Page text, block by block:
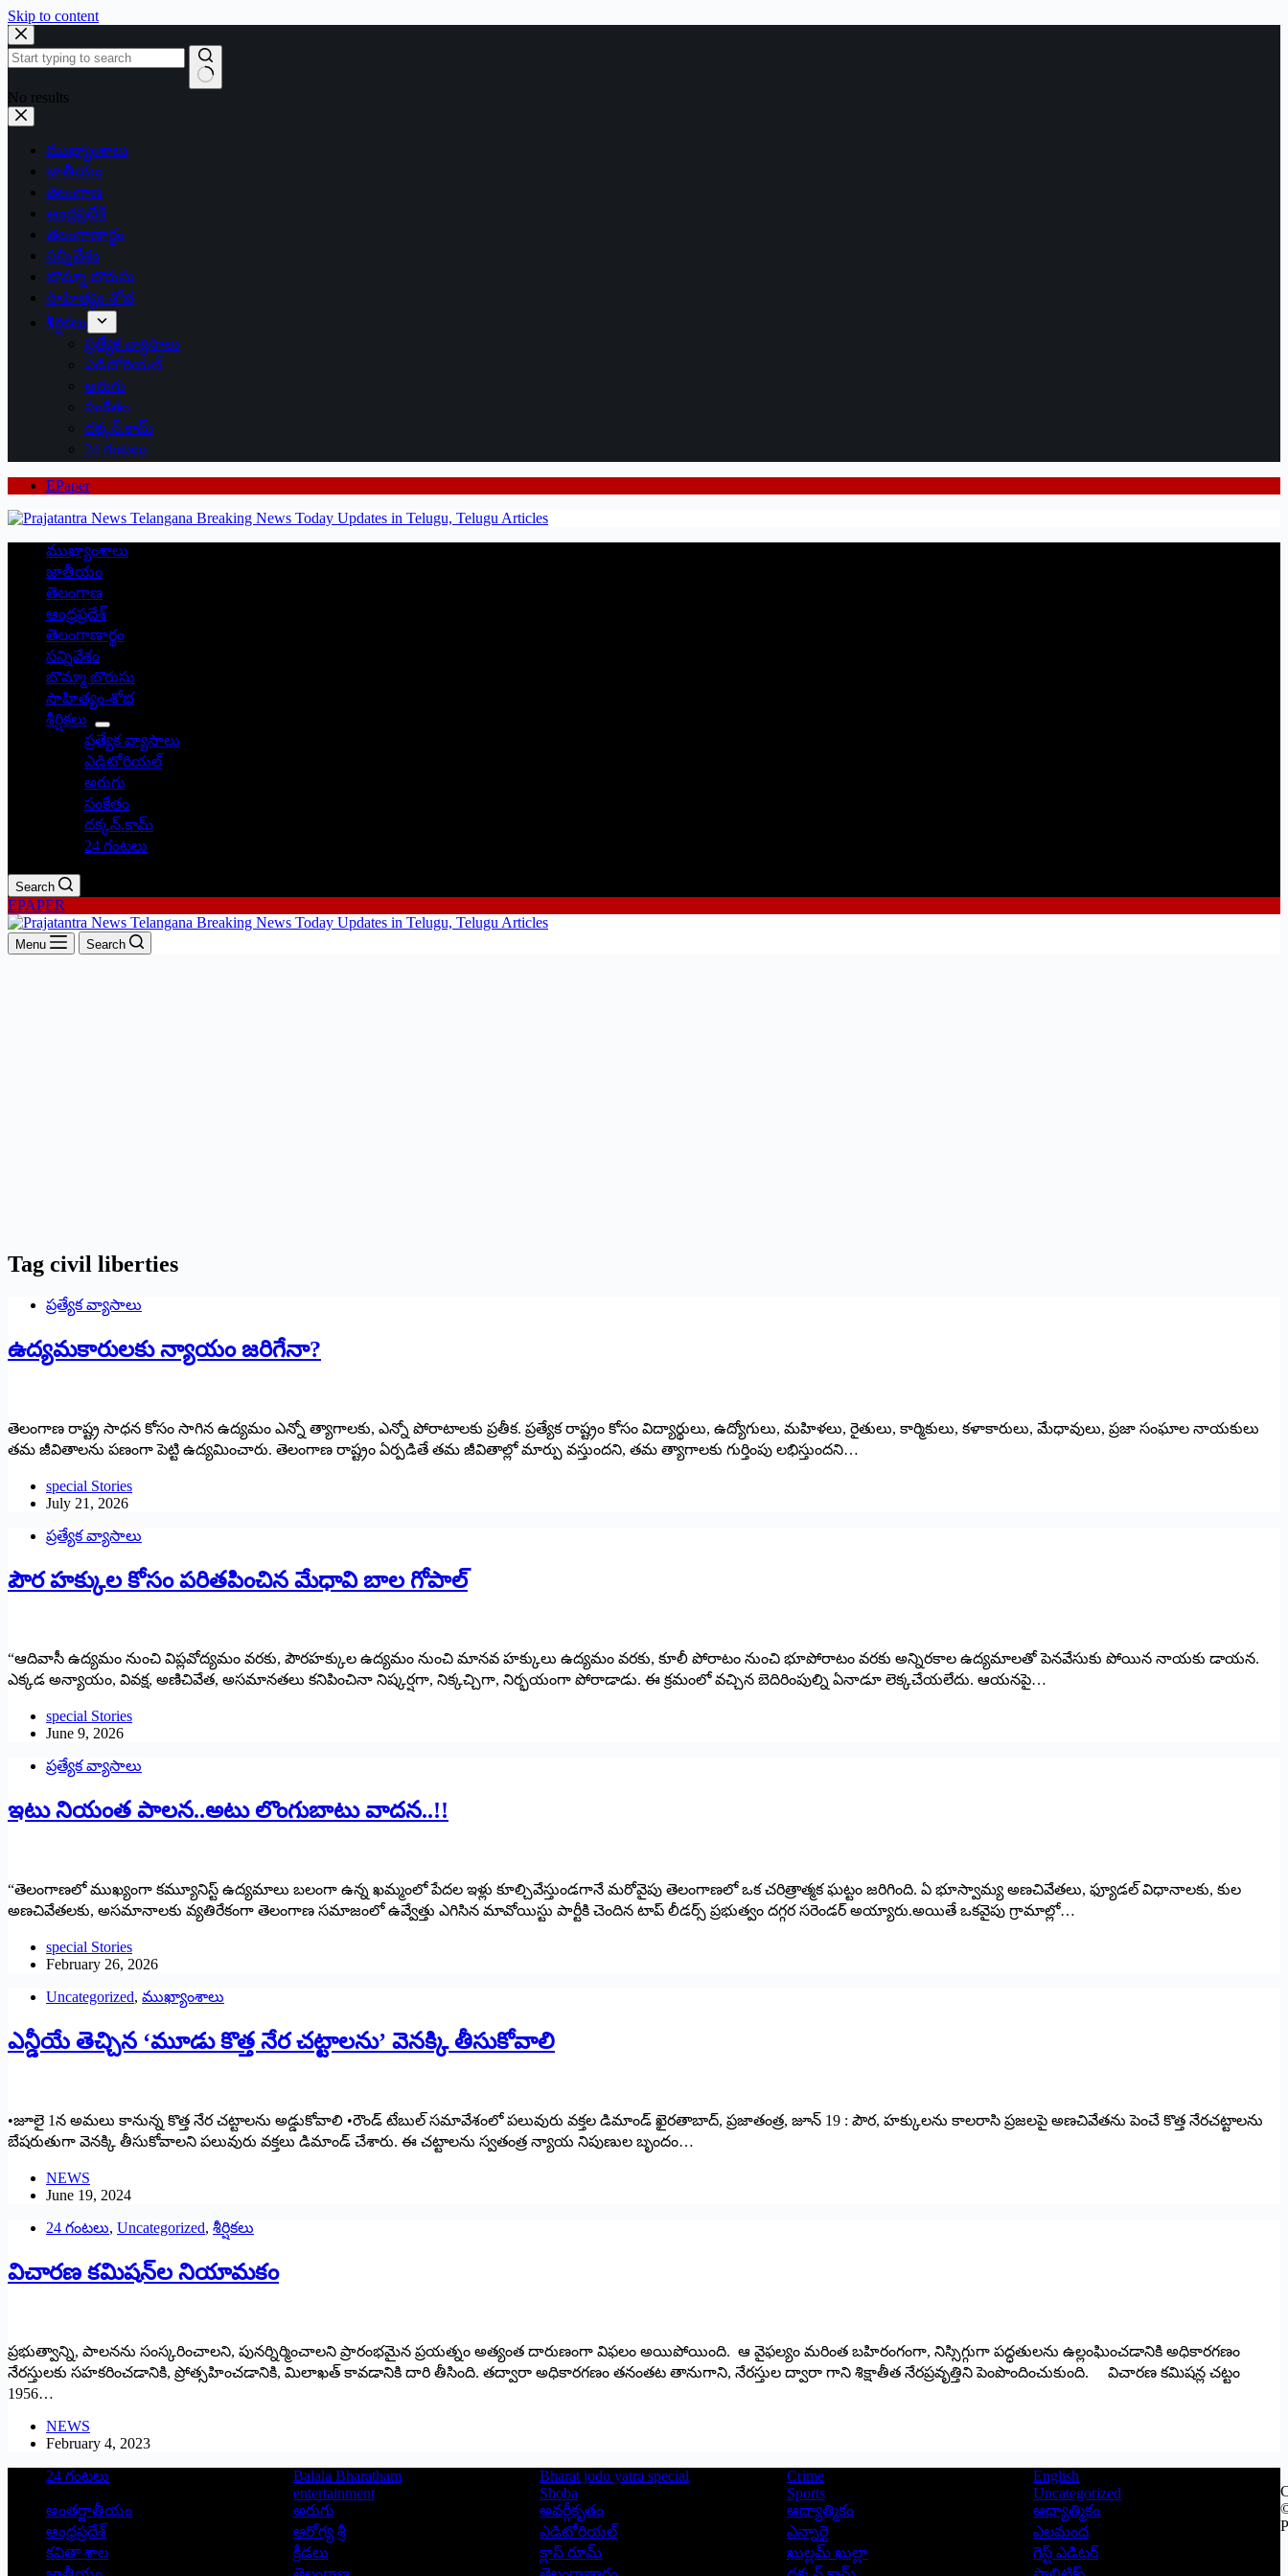
Skip to content
No results
ముఖ్యాంశాలు
జాతీయం
తెలంగాణ
ఆంధ్రప్రదేశ్
తెలంగాణార్థం
సన్నివేశం
బొమ్మా బొరుసు
సాహిత్యం-శోభ
శీర్షికలు
ప్రత్యేక వ్యాసాలు
ఎడిటోరియల్
అరుగు
సంకేతం
దక్కన్.కామ్
24 గంటలు
EPaper
ముఖ్యాంశాలు
జాతీయం
తెలంగాణ
ఆంధ్రప్రదేశ్
తెలంగాణార్థం
సన్నివేశం
బొమ్మా బొరుసు
సాహిత్యం-శోభ
శీర్షికలు
ప్రత్యేక వ్యాసాలు
ఎడిటోరియల్
అరుగు
సంకేతం
దక్కన్.కామ్
24 గంటలు
Search
EPAPER
Menu Search
Tag civil liberties
ప్రత్యేక వ్యాసాలు
ఉద్యమకారులకు న్యాయం జరిగేనా?
తెలంగాణ రాష్ట్ర సాధన కోసం సాగిన ఉద్యమం ఎన్నో త్యాగాలకు, ఎన్నో పోరాటాలకు ప్రతీక. ప్రత్యేక రాష్ట్రం కోసం విద్యార్థులు, ఉద్యోగులు, మహిళలు, రైతులు, కార్మికులు, కళాకారులు, మేధావులు, ప్రజా సంఘాల నాయకులు
తమ జీవితాలను పణంగా పెట్టి ఉద్యమించారు. తెలంగాణ రాష్ట్రం ఏర్పడితే తమ జీవితాల్లో మార్పు వస్తుందని, తమ త్యాగాలకు గుర్తింపు లభిస్తుందని…
special Stories
July 21, 2026
ప్రత్యేక వ్యాసాలు
పౌర హక్కుల కోసం పరితపించిన మేధావి బాల గోపాల్
“ఆదివాసీ ఉద్యమం నుంచి విప్లవోద్యమం వరకు, పౌరహక్కుల ఉద్యమం నుంచి మానవ హక్కులు ఉద్యమం వరకు, కూలీ పోరాటం నుంచి భూపోరాటం వరకు అన్నిరకాల ఉద్యమాలతో పెనవేసుకు పోయిన నాయకు డాయన.
ఎక్కడ అన్యాయం, వివక్ష, అణిచివేత, అసమానతలు కనిపించినా నిష్కర్షగా, నిక్కచ్చిగా, నిర్భయంగా పోరాడాడు. ఈ క్రమంలో వచ్చిన బెదిరింపుల్ని ఏనాడూ లెక్కచేయలేదు. ఆయనపై…
special Stories
June 9, 2026
ప్రత్యేక వ్యాసాలు
ఇటు నియంత పాలన..అటు లొంగుబాటు వాదన..!!
“తెలంగాణలో ముఖ్యంగా కమ్యూనిస్ట్‌ ఉద్యమాలు బలంగా ఉన్న ఖమ్మంలో పేదల ఇళ్లు కూల్చివేస్తుండగానే మరోవైపు తెలంగాణలో ఒక చరిత్రాత్మక ఘట్టం జరిగింది. ఏ భూస్వామ్య అణచివేతలు, ఫ్యూడల్ విధానాలకు, కుల
అణచివేతలకు, అసమానాలకు వ్యతిరేకంగా తెలంగాణ సమాజంలో ఉవ్వేత్తు ఎగిసిన మావోయిస్టు‌ పార్టీకి చెందిన టాప్‌ లీడర్స్‌ ప్రభుత్వం దగ్గర సరెండర్‌ అయ్యారు.అయితే ఒకవైపు గ్రామాల్లో…
special Stories
February 26, 2026
Uncategorized, ముఖ్యాంశాలు
ఎన్డీయే తెచ్చిన ‘మూడు కొత్త నేర చట్టాలను’ వెనక్కి తీసుకోవాలి
•జూలై 1న అమలు కానున్న కొత్త నేర చట్టాలను అడ్డుకోవాలి •రౌండ్ టేబుల్ సమావేశంలో పలువురు వక్తల డిమాండ్ ఖైరతాబాద్, ప్రజాతంత్ర, జూన్ 19 : పౌర, హక్కులను కాలరాసి ప్రజలపై అణచివేతను పెంచే కొత్త నేరచట్టాలను
బేషరుతుగా వెనక్కి తీసుకోవాలని పలువురు వక్తలు డిమాండ్ చేశారు. ఈ చట్టాలను స్వతంత్ర న్యాయ నిపుణుల బృందం…
NEWS
June 19, 2024
24 గంటలు, Uncategorized, శీర్షికలు
విచారణ కమిషన్‌ల నియామకం
ప్రభుత్వాన్ని, పాలనను సంస్కరించాలని, పునర్నిర్మించాలని ప్రారంభమైన ప్రయత్నం అత్యంత దారుణంగా విఫలం అయిపోయింది. ఆ వైఫల్యం మరింత బహిరంగంగా, నిస్సిగ్గుగా పద్ధతులను ఉల్లంఘించడానికి అధికారగణం
నేరస్తులకు సహకరించడానికి, ప్రోత్సహించడానికి, మిలాఖత్ కావడానికి దారి తీసింది. తద్వారా అధికారగణం తనంతట తానుగాని, నేరస్తుల ద్వారా గాని శిక్షాతీత నేరప్రవృత్తిని పెంపొందించుకుంది. విచారణ కమిషన్ల చట్టం
1956…
NEWS
February 4, 2023
24 గంటలు
Balala Bharatham Bharat jodo yatra special Crime
English
entertainment
Shoba Sports
Uncategorized
అంతర్జాతీయం
అరుగు అవర్గీకృతం ఆద్యాత్మికం
ఆధ్యాత్మికం
ఆంధ్రప్రదేశ్
ఆరోగ్య శ్రీ ఎడిటోరియల్ ఎన్నారై
ఎలమంద
కవితా శాల
క్రీడలు క్లాస్ రూమ్ ఖుల్లమ్ ఖుల్లా
గెస్ట్ ఎడిటర్